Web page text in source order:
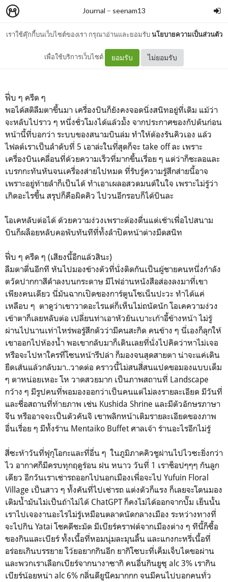
เราใช้คุ๊กกี้บนเว็บไซต์ของเรา กรุณาอ่านและยอมรับนโยบายความเป็นส่วนตัว
เพื่อใช้บริการเว็บไซต์ ยอมรับ ไม่ยอมรับ
Journal – seenam13
Early Bird
ฟึ่บ ๆ ครืด ๆ
พอได้สติลืมตาขึ้นมา เครื่องบินก็ยังคงจอดนิ่งสนิทอยู่ที่เดิม แม้ว่า
จะหลับไปราว ๆ หนึ่งชั่วโมงได้แล้วมั้ง จากประกาศของกัปตันก่อน
หน้านี้ที่บอกว่า ระบบของสนามบินล่ม ทำให้ต้องรันคิวเอง แล้ว
ไฟลต์เราเป็นลำดับที่ 5 เอาล่ะในที่สุดก็จะ take off ละ เพราะ
เครื่องบินเคลื่อนที่ด้วยความเร็วที่มากขึ้นเรื่อย ๆ แต่ว่าก็ชะลอและ
เบรกกะทันหันจนเครื่องส่ายไปหมด ที่รับรู้ความรู้สึกส่ายนี้อาจ
เพราะอยู่ท้ายลำก็เป็นได้ ทำเอาเผลอสวดมนต์ในใจ เพราะไม่รู้ว่า
เกิดอะไรขึ้น สรุปก็คือผิดคิว ไปวนอีกรอบก็ได้บินละ
โอเคหลับต่อได้ ด้วยความง่วงเพราะต้องตื่นแต่เช้าเพื่อไปสนาม
บินก็ผล็อยหลับคอพับทันทีที่ทั้งลำปิดหน้าต่างมืดสนิท
ฟึ่บ ๆ ครืด ๆ (เสียงนี้อีกแล้วสินะ)
ลืมตาตื่นอีกที หันไปมองข้างตัวที่นั่งติดกันเป็นผู้ชายคนหนึ่งกำลัง
ตวัดปากกาสีดำลงบนกระดาษ มีไฟอ่านหนังสือส่องลงมาที่เขา
เพียงคนเดียว นี่มันฉากเปิดของการ์ตูนโชเน็นปะวะ ทำได้แค่
เหลือบ ๆ ตาดูว่าเขาวาดอะไรแต่ก็เห็นไม่ถนัดนัก โอเคความง่วง
เข้าตาก็เลยหลับต่อ เปลี่ยนท่าเอาหัวยันเบาะเก้าอี้ข้างหน้า ไม่รู้
ผ่านไปนานเท่าไหร่พอรู้สึกตัวว่ามีคนสะกิด คนข้าง ๆ นี่เองก็ลุกให้
เขาออกไปห้องน้ำ พอเขากลับมาก็เดินเลยที่นั่งไปคิดว่าหาไม่เจอ
หรือจะไปหาใครที่โซนหน้ารึปล่า ก็มองจนสุดสายตา น่าจะแค่เดิน
ยืดเส้นแล้วกลับมา..วาดต่อ คราวนี้ไม่สนสี่สนแปดขอมองแบบเต็ม
ๆ ตาหน่อยเหอะ โห วาดสวยมาก เป็นภาพสถานที่ Landscape
กว้าง ๆ มีรูปคนที่พอมองออกว่าเป็นคนแต่ไม่ลงรายละเอียด มีวันที่
และชื่อสถานที่ท้ายภาพ เช่น Kushida Shrine และมีตัวอักษรภาษา
จีน หรืออาจจะเป็นตัวคันจิ เขาพลิกหน้าเติมรายละเอียดของภาพ
อื่นเรื่อย ๆ มีทั้งร้าน Mentaiko Buffet ศาลเจ้า ร้านอะไรอีกไม่รู้
สี่ซะห้าวันที่ฟุกุโอกะและที่อื่น ๆ ในภูมิภาคคิวชูผ่านไปไวซะยิ่งกว่า
ไว อากาศก็มีครบทุกฤดูร้อน ฝน หนาว วันที่ 1 เราช็อปๆๆๆ กันลูก
เดียว อีกวันเราเช่ารถออกไปนอกเมืองเพื่อจะไป Yufuin Floral
Village เป็นสาว ๆ ทั้งคันที่ไปเช่ารถ แต่งตัวก็แรง ก็เลยจะโดนมอง
เติมน้ำมันไม่เป็นถ้าไม่ได้ ChatGPT ก็คงไม่ได้ออกจากปั๊ม เย็นนั้น
เราไปเจองานอะไรไม่รู้เหมือนตลาดนัดกลางเมือง ระหว่างทางที่
จะไปกิน Yatai โชคดีชะมัด มีเบียร์คราฟต์จากเมืองต่าง ๆ ทีนี้ก็ซื้อ
ของกินและเบียร์ ทั้งเนื้อที่หอมนุ่มละมุนลิ้น และแกงกะหรี่เนื้อที่
อร่อยเกินบรรยาย โว้ยอยากกินอีก ยากิโซบะที่เค็มเจ็บไตขอผ่าน
และพวกเราเลือกเบียร์จากนางาซากิ คนอื่นกินยูซุ alc 3% เรากิน
เบียร์น้อยหน่า alc 6% กลิ่นดียูนีคมากกก จนมีคนไปบอกคนทั่ว